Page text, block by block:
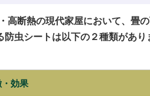
高断熱の現代家屋において、畳
虫シートは以下の２種類があり
効果